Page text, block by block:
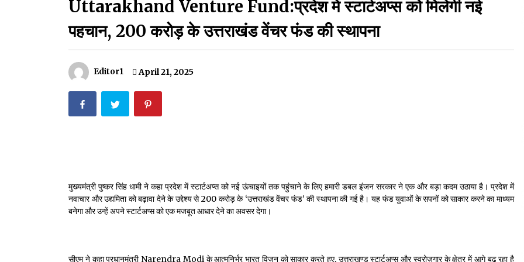
मदरसों का नाम अब्दुल कलाम के नाम पर रखने की घोषणा
December 18, 2023
September 7, 2023
May 14, 2022
Uttarakhand Venture Fund:प्रदेश में स्टार्टअप्स को मिलेगी नई
पहचान, 200 करोड़ के उत्तराखंड वेंचर फंड की स्थापना
Editor1 April 21, 2025
मुख्यमंत्री पुष्कर सिंह धामी ने कहा प्रदेश में स्टार्टअप्स को नई ऊंचाइयों तक पहुंचाने के लिए हमारी डबल इंजन सरकार ने एक और बड़ा कदम उठाया है। प्रदेश में
नवाचार और उद्यमिता को बढ़ावा देने के उद्देश्य से ₹200 करोड़ के ‘उत्तराखंड वेंचर फंड’ की स्थापना की गई है। यह फंड युवाओं के सपनों को साकार करने का माध्यम
बनेगा और उन्हें अपने स्टार्टअप्स को एक मजबूत आधार देने का अवसर देगा।
सीएम ने कहा प्रधानमंत्री Narendra Modi के आत्मनिर्भर भारत विजन को साकार करते हुए, उत्तराखण्ड स्टार्टअप्स और स्वरोज़गार के क्षेत्र में आगे बढ़ रहा है